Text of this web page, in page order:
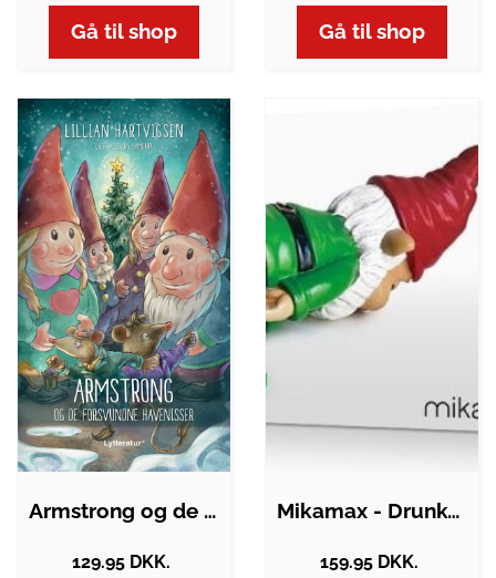
Gå til shop Gå til shop
Armstrong og de forsvundne havenisser
129.95 DKK.
Mikamax - Drunken Gnomes Passed Out -…
159.95 DKK.